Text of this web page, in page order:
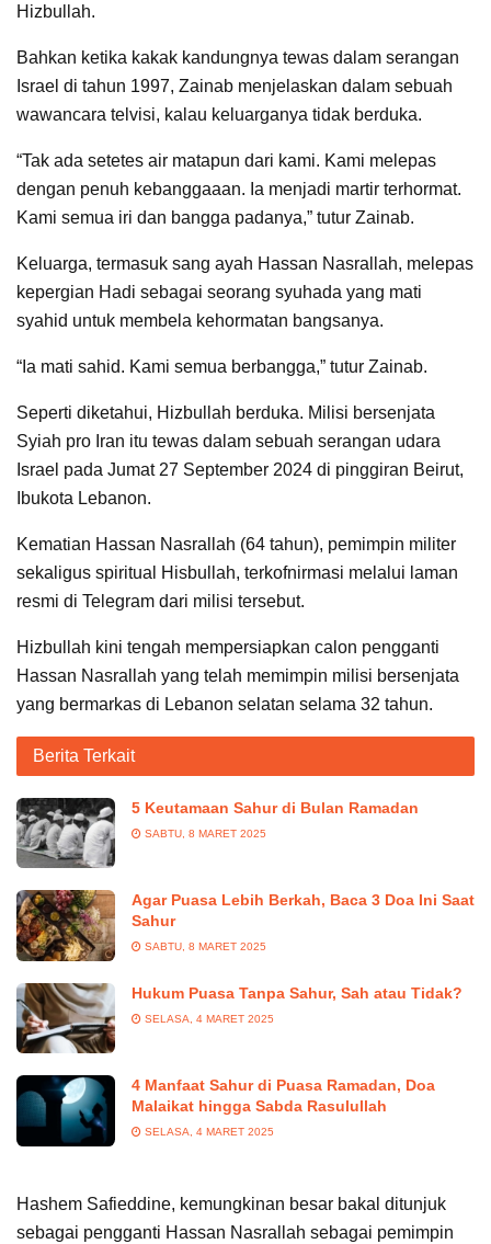
Hizbullah.
Bahkan ketika kakak kandungnya tewas dalam serangan
Israel di tahun 1997, Zainab menjelaskan dalam sebuah
wawancara telvisi, kalau keluarganya tidak berduka.
“Tak ada setetes air matapun dari kami. Kami melepas
dengan penuh kebanggaaan. Ia menjadi martir terhormat.
Kami semua iri dan bangga padanya,” tutur Zainab.
Keluarga, termasuk sang ayah Hassan Nasrallah, melepas
kepergian Hadi sebagai seorang syuhada yang mati
syahid untuk membela kehormatan bangsanya.
“Ia mati sahid. Kami semua berbangga,” tutur Zainab.
Seperti diketahui, Hizbullah berduka. Milisi bersenjata
Syiah pro Iran itu tewas dalam sebuah serangan udara
Israel pada Jumat 27 September 2024 di pinggiran Beirut,
Ibukota Lebanon.
Kematian Hassan Nasrallah (64 tahun), pemimpin militer
sekaligus spiritual Hisbullah, terkofnirmasi melalui laman
resmi di Telegram dari milisi tersebut.
Hizbullah kini tengah mempersiapkan calon pengganti
Hassan Nasrallah yang telah memimpin milisi bersenjata
yang bermarkas di Lebanon selatan selama 32 tahun.
Berita Terkait
5 Keutamaan Sahur di Bulan Ramadan
SABTU, 8 MARET 2025
Agar Puasa Lebih Berkah, Baca 3 Doa Ini Saat
Sahur
SABTU, 8 MARET 2025
Hukum Puasa Tanpa Sahur, Sah atau Tidak?
SELASA, 4 MARET 2025
4 Manfaat Sahur di Puasa Ramadan, Doa
Malaikat hingga Sabda Rasulullah
SELASA, 4 MARET 2025
Hashem Safieddine, kemungkinan besar bakal ditunjuk
sebagai pengganti Hassan Nasrallah sebagai pemimpin